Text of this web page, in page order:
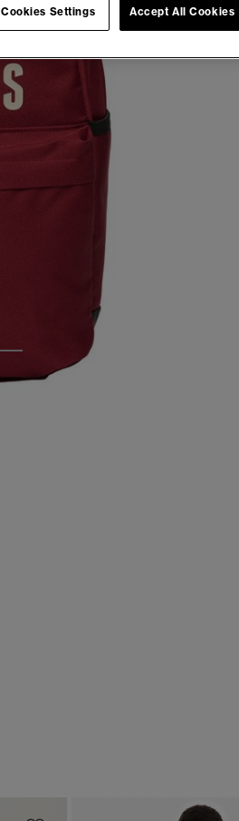
Cookies Settings Accept All Cookies